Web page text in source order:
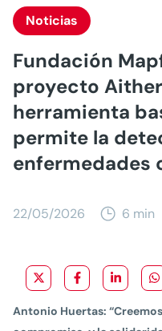
Noticias
Fundación
proyecto
herramienta
permite la
enfermedades
22/05/2026 6 min
Antonio Huertas: